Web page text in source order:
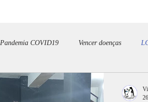
Pandemia COVID19 Vencer doenças
Arte Desporto